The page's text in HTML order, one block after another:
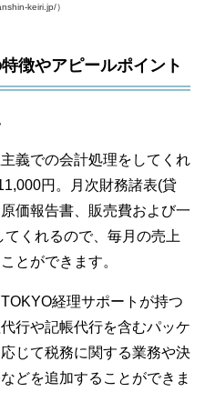
keiri.jp/）
徴やアピールポイント
義での会計処理をしてくれ
円。月次財務諸表(貸
価報告書、販売費および一
くれるので、毎月の売上
とができます。
経理サポートが持つ
行や記帳代行を含むパッケ
じて税務に関する業務や決
どを追加することができま